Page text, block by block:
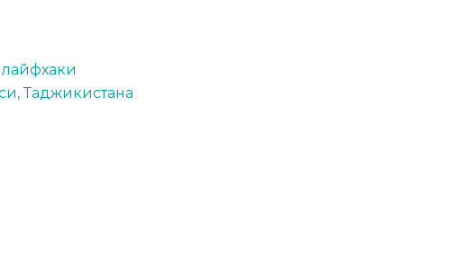
Таджикистана